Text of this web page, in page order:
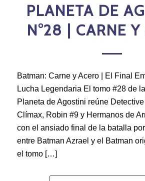
PLANETA DE
N°28 | CARNE Y
Batman: Carne y Acero | El Final
Lucha Legendaria El tomo #28 de
Planeta de Agostini reúne
Clímax, Robin #9 y Hermanos de
con el ansiado final de la batalla
entre Batman Azrael y el Batman
el tomo […]